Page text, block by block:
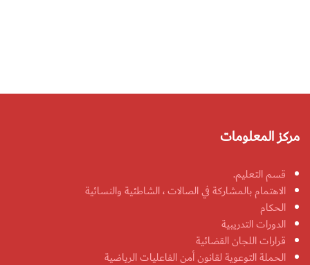
مركز المعلومات
قسم التعليم.
الاهتمام بالمشاركة في الصالات ، الشاطئية والنسائية
الحكام
الدورات التدريبية
قرارات اللجان القضائية
الحملة التوعوية لقانون أمن الفاعليات الرياضية